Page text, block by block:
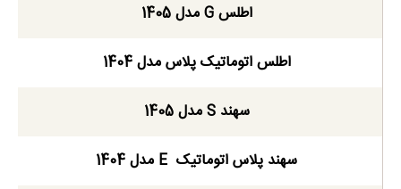
اطلس G مدل 1405
اطلس اتوماتیک پلاس مدل 1404
سهند S مدل 1405
سهند پلاس اتوماتیک E مدل 1404